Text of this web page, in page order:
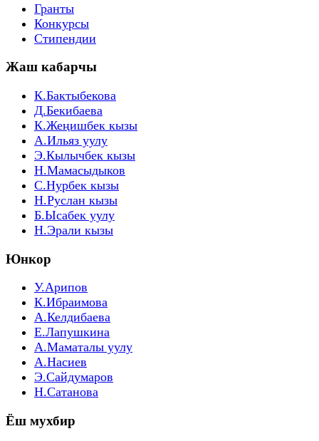
Гранты
Конкурсы
Стипендии
Жаш кабарчы
К.Бактыбекова
Д.Бекибаева
К.Жеңишбек кызы
А.Ильяз уулу
Э.Кылычбек кызы
Н.Мамасыдыков
С.Нурбек кызы
Н.Руслан кызы
Б.Ысабек уулу
Н.Эрали кызы
Юнкор
У.Арипов
К.Ибраимова
А.Келдибаева
Е.Лапушкина
А.Маматалы уулу
А.Насиев
Э.Сайдумаров
Н.Сатанова
Ёш мухбир